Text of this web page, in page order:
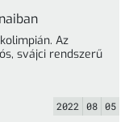
Az
svájci rendszerű
2022 08 05